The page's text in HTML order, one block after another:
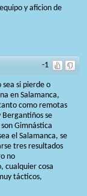
y aficion de
-1
sea si pierde o
en Salamanca,
como remotas
Bergantiños se
Gimnástica
el Salamanca, se
tres resultados
no
cualquier cosa
tácticos,